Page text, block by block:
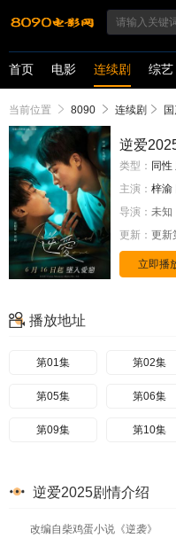
首页 电影 连续剧 综艺
当前位置 8090 连续剧
逆爱
类型： 同性
主演： 梓渝
导演： 未知
更新： 更新
立即播
播放地址
第01集 第02集
第05集 第06集
第09集 第10集
逆爱2025剧情介绍
改编自柴鸡蛋小说《逆袭》